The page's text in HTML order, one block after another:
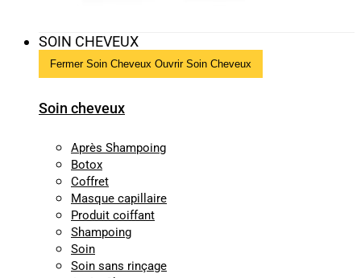
SOIN CHEVEUX
Fermer Soin Cheveux Ouvrir Soin Cheveux
Soin cheveux
Après Shampoing
Botox
Coffret
Masque capillaire
Produit coiffant
Shampoing
Soin
Soin sans rinçage